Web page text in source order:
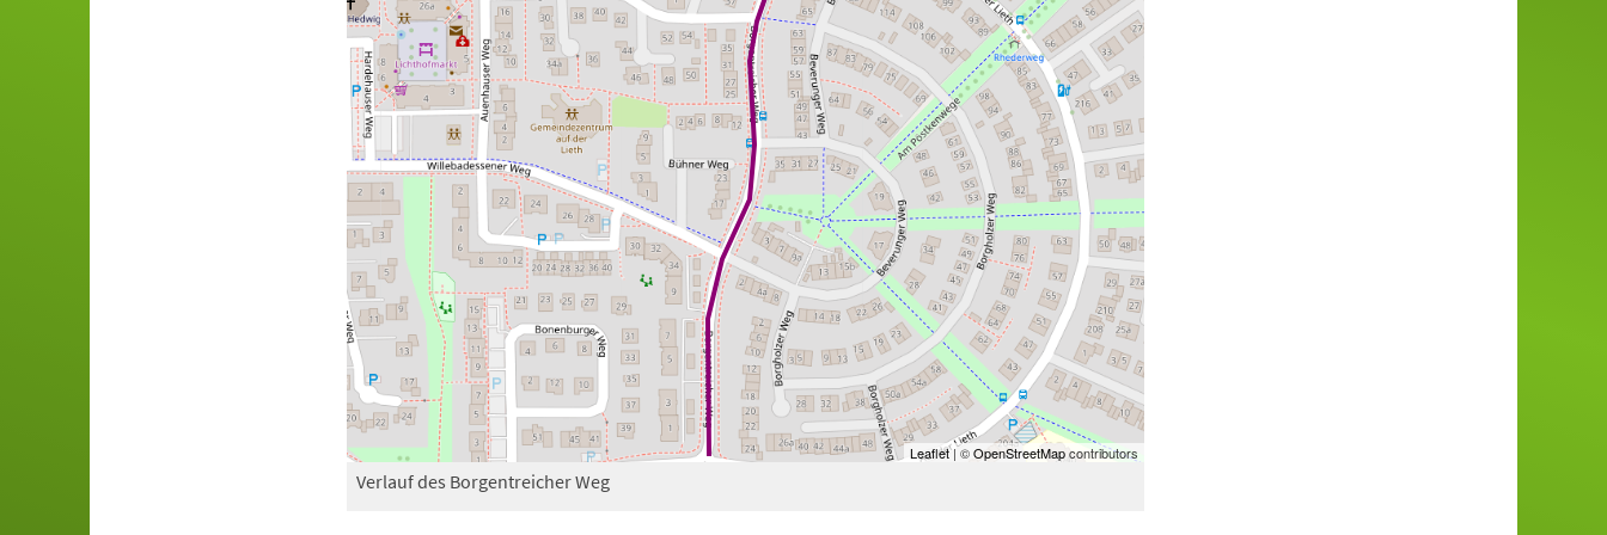
Leaflet| ©OpenStreetMapcontributors
Verlauf des Borgentreicher Weg